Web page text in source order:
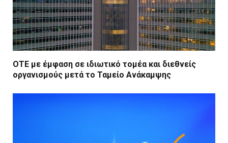
ΟΤΕ με έμφαση σε ιδιωτικό τομέα και διεθνείς
οργανισμούς μετά το Ταμείο Ανάκαμψης